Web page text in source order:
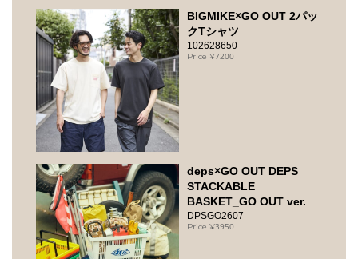
BIGMIKE×GO OUT 2パッ
クTシャツ
102628650
7200
deps×GO OUT DEPS
STACKABLE
BASKET_GO OUT ver.
DPSGO2607
3950